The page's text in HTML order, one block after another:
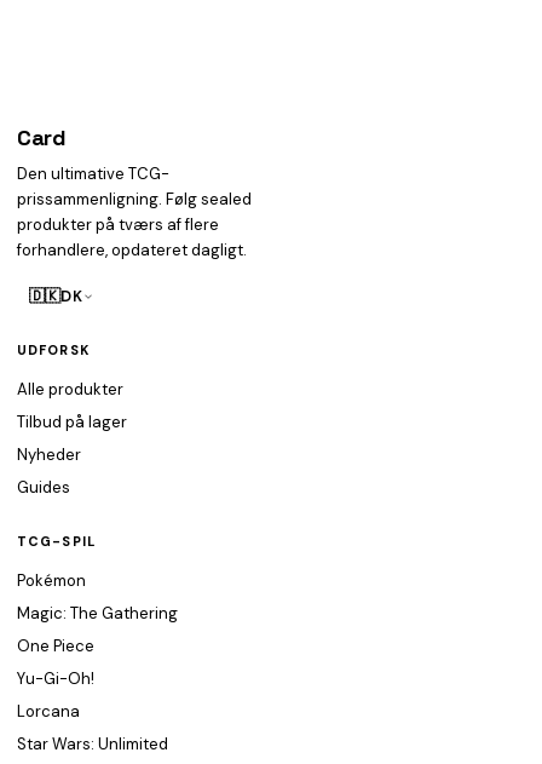
Card
Den ultimative TCG-
prissammenligning. Følg sealed
produkter på tværs af flere
forhandlere, opdateret dagligt.
🇩🇰DK
UDFORSK
Alle produkter
Tilbud på lager
Nyheder
Guides
TCG-SPIL
Pokémon
Magic: The Gathering
One Piece
Yu-Gi-Oh!
Lorcana
Star Wars: Unlimited